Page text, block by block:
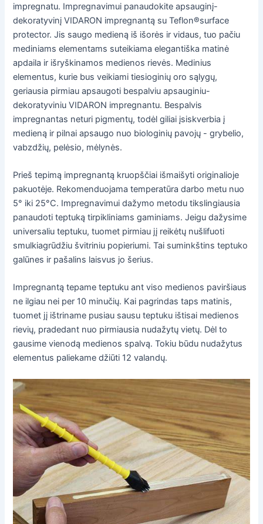
impregnatu. Impregnavimui panaudokite apsauginį-
dekoratyvinį VIDARON impregnantą su Teflon®surface
protector. Jis saugo medieną iš išorės ir vidaus, tuo pačiu
mediniams elementams suteikiama elegantiška matinė
apdaila ir išryškinamos medienos rievės. Medinius
elementus, kurie bus veikiami tiesioginių oro sąlygų,
geriausia pirmiau apsaugoti bespalviu apsauginiu-
dekoratyviniu VIDARON impregnantu. Bespalvis
impregnantas neturi pigmentų, todėl giliai įsiskverbia į
medieną ir pilnai apsaugo nuo biologinių pavojų - grybelio,
vabzdžių, pelėsio, mėlynės.
Prieš tepimą impregnantą kruopščiai išmaišyti originalioje
pakuotėje. Rekomenduojama temperatūra darbo metu nuo
5° iki 25°C. Impregnavimui dažymo metodu tikslingiausia
panaudoti teptuką tirpikliniams gaminiams. Jeigu dažysime
universaliu teptuku, tuomet pirmiau jį reikėtų nušlifuoti
smulkiagrūdžiu švitriniu popieriumi. Tai suminkštins teptuko
galūnes ir pašalins laisvus jo šerius.
Impregnantą tepame teptuku ant viso medienos paviršiaus
ne ilgiau nei per 10 minučių. Kai pagrindas taps matinis,
tuomet jį ištriname pusiau sausu teptuku ištisai medienos
rievių, pradedant nuo pirmiausia nudažytų vietų. Dėl to
gausime vienodą medienos spalvą. Tokiu būdu nudažytus
elementus paliekame džiūti 12 valandų.